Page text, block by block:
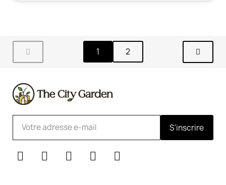
1 2
S'inscrire